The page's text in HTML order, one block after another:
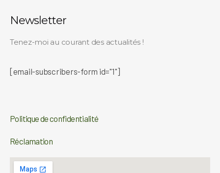
Newsletter
Tenez-moi au courant des actualités !
[email-subscribers-form id="1"]
Politique de confidentialité
Réclamation